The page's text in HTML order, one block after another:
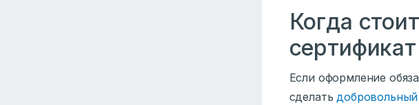
Когда
Если оформление
сделать